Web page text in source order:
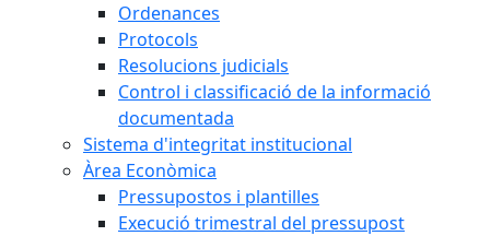
Ordenances
Protocols
Resolucions judicials
Control i classificació de la informació
documentada
Sistema d'integritat institucional
Àrea Econòmica
Pressupostos i plantilles
Execució trimestral del pressupost